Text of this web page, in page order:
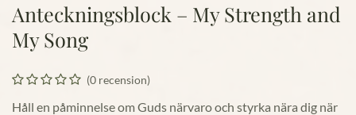
Anteckningsblock – My Strength and
My Song
(0 recension)
Håll en påminnelse om Guds närvaro och styrka nära dig när